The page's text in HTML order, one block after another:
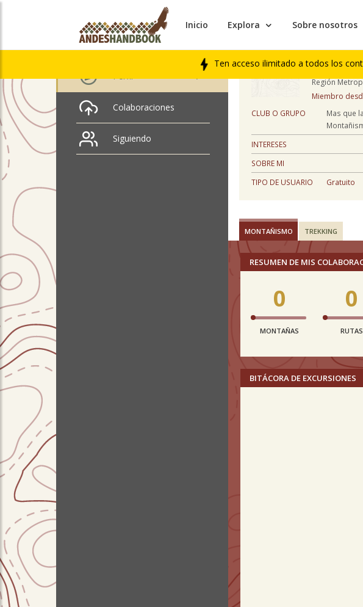
Inicio Explora Sobre nosotros
Ten acceso ilimitado a todos los
Hector Millar
Perfil
Colaboraciones
Siguiendo
PERFIL
45 años
Región
Miembro
CLUB O GRUPO
Mas que
INTERESES
SOBRE MI
TIPO DE USUARIO
Gratuito
MONTAÑISMO TREKKING
RESUMEN DE MIS
0
MONTAÑAS
0
RUTAS
BITÁCORA DE EXCURSIONES